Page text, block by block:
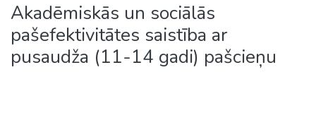
Akadēmiskās un sociālās
pašefektivitātes saistība ar
pusaudža (11-14 gadi) pašcieņu